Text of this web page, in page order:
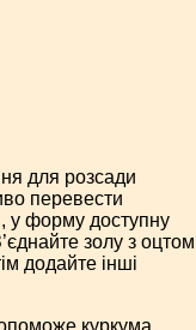
для розсади
перевести
у форму доступну
золу з оцтом
додайте інші
куркума